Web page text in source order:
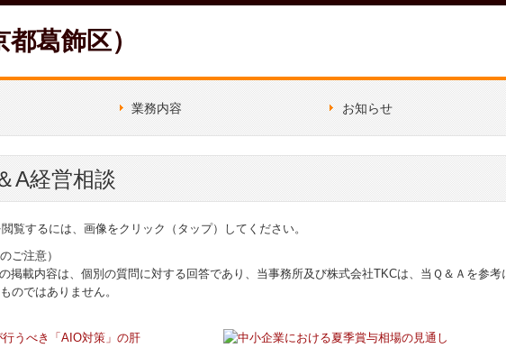
葛飾区）
業務内容 お知らせ
これから創業される皆様へ
A経営相談
覧するには、画像をクリック（タップ）してください。
ご注意）
掲載内容は、個別の質問に対する回答であり、当事務所及び株式会社TKCは、当Ｑ＆Ａを参
のではありません。